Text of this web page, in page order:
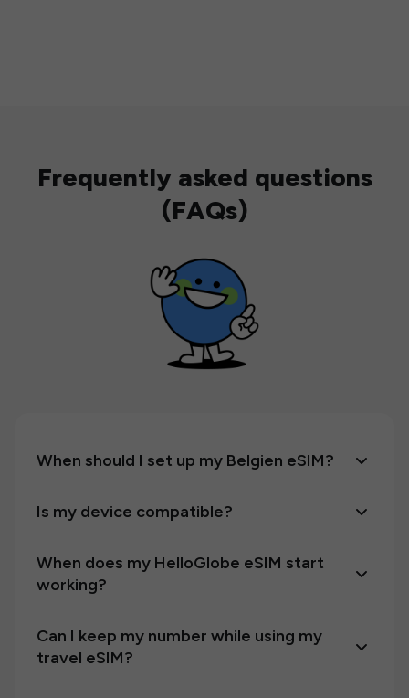
Frequently asked questions
(FAQs)
When should I set up my Belgien eSIM?
Is my device compatible?
When does my HelloGlobe eSIM start
working?
Can I keep my number while using my
travel eSIM?